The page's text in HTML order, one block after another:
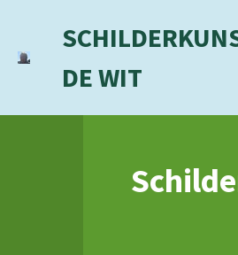
naar
DE WIT